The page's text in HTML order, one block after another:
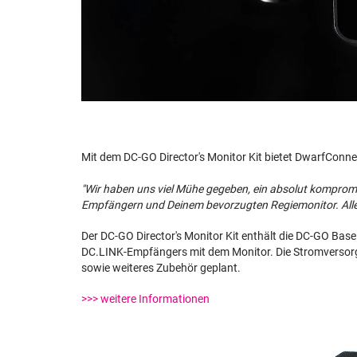
Mit dem DC-GO Director's Monitor Kit bietet
"Wir haben uns viel Mühe gegeben, ein absolut
Empfängern und Deinem bevorzugten Regiemonitor.
Der DC-GO Director's Monitor Kit enthält die DC-GO
DC.LINK-Empfängers mit dem Monitor. Die
sowie weiteres Zubehör geplant.
>>> weitere Informationen